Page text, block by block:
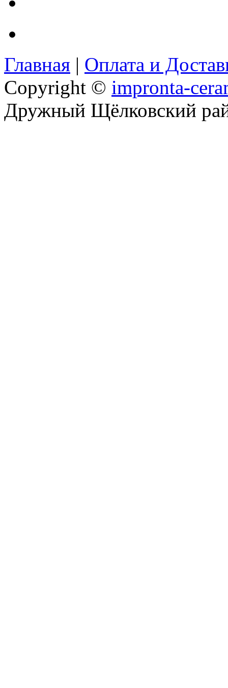
Главная | Оплата и
Copyright © impronta-
Дружный Щёлковский